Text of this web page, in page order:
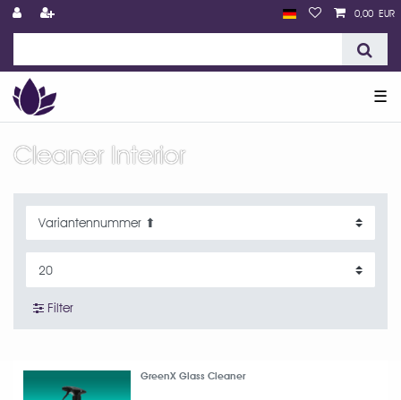
0,00 EUR
☰
Cleaner Interior
Filter
GreenX Glass Cleaner